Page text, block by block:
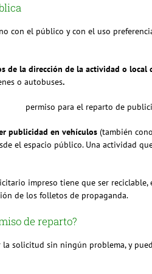
con el público y con el uso
de la dirección de la actividad o local
o autobuses.
publicidad en vehículos (también
el espacio público. Una actividad
impreso tiene que ser reciclable,
de los folletos de propaganda.
de reparto?
solicitud sin ningún problema, y